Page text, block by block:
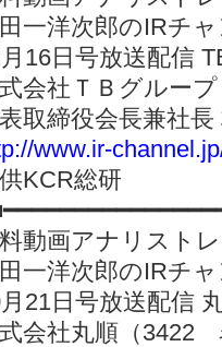
一洋次郎のIRチ
16日号放送配信
会社ＴＢグルー
取締役会長兼社
www.ir-
KCR総研
動画アナリスト
一洋次郎のIRチ
21日号放送配信
会社丸順（3422